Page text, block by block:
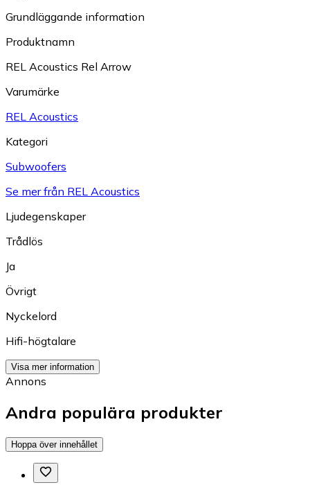
Grundläggande information
Produktnamn
REL Acoustics Rel Arrow
Varumärke
REL Acoustics
Kategori
Subwoofers
Se mer från REL Acoustics
Ljudegenskaper
Trådlös
Ja
Övrigt
Nyckelord
Hifi-högtalare
Visa mer information
Annons
Andra populära produkter
Hoppa över innehållet